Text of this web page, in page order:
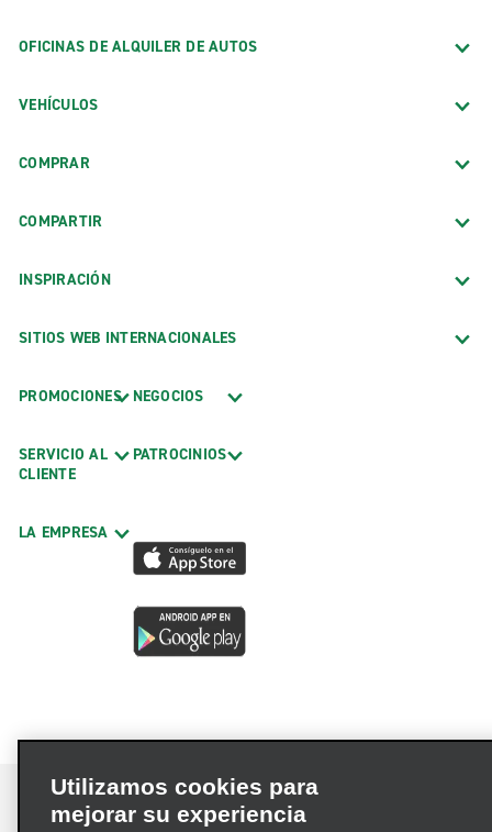
OFICINAS DE ALQUILER DE AUTOS
VEHÍCULOS
COMPRAR
COMPARTIR
INSPIRACIÓN
SITIOS WEB INTERNACIONALES
PROMOCIONES
SERVICIO AL
CLIENTE
LA EMPRESA
NEGOCIOS
PATROCINIOS
Utilizamos cookies para
mejorar su experiencia